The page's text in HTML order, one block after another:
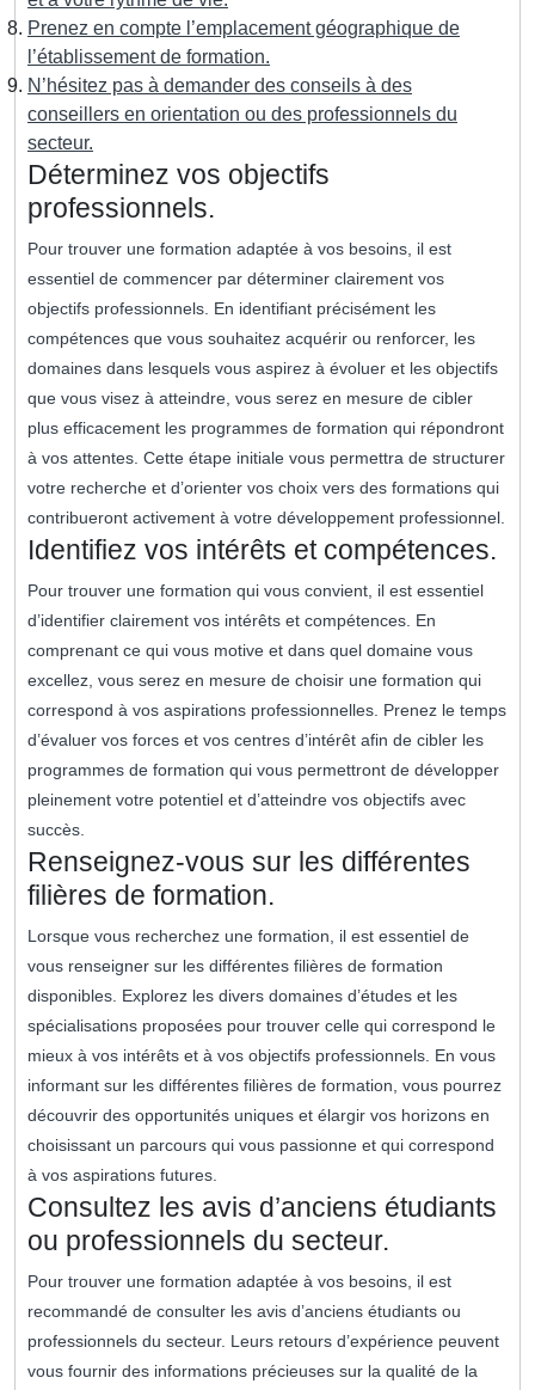
Prenez en compte l’emplacement géographique de
l’établissement de formation.
N’hésitez pas à demander des conseils à des
conseillers en orientation ou des professionnels du
secteur.
Déterminez vos objectifs
professionnels.
Pour trouver une formation adaptée à vos besoins, il est
essentiel de commencer par déterminer clairement vos
objectifs professionnels. En identifiant précisément les
compétences que vous souhaitez acquérir ou renforcer, les
domaines dans lesquels vous aspirez à évoluer et les objectifs
que vous visez à atteindre, vous serez en mesure de cibler
plus efficacement les programmes de formation qui répondront
à vos attentes. Cette étape initiale vous permettra de structurer
votre recherche et d’orienter vos choix vers des formations qui
contribueront activement à votre développement professionnel.
Identifiez vos intérêts et compétences.
Pour trouver une formation qui vous convient, il est essentiel
d’identifier clairement vos intérêts et compétences. En
comprenant ce qui vous motive et dans quel domaine vous
excellez, vous serez en mesure de choisir une formation qui
correspond à vos aspirations professionnelles. Prenez le temps
d’évaluer vos forces et vos centres d’intérêt afin de cibler les
programmes de formation qui vous permettront de développer
pleinement votre potentiel et d’atteindre vos objectifs avec
succès.
Renseignez-vous sur les différentes
filières de formation.
Lorsque vous recherchez une formation, il est essentiel de
vous renseigner sur les différentes filières de formation
disponibles. Explorez les divers domaines d’études et les
spécialisations proposées pour trouver celle qui correspond le
mieux à vos intérêts et à vos objectifs professionnels. En vous
informant sur les différentes filières de formation, vous pourrez
découvrir des opportunités uniques et élargir vos horizons en
choisissant un parcours qui vous passionne et qui correspond
à vos aspirations futures.
Consultez les avis d’anciens étudiants
ou professionnels du secteur.
Pour trouver une formation adaptée à vos besoins, il est
recommandé de consulter les avis d’anciens étudiants ou
professionnels du secteur. Leurs retours d’expérience peuvent
vous fournir des informations précieuses sur la qualité de la